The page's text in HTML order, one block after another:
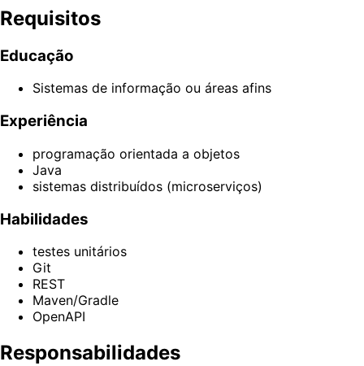
Requisitos
Educação
Sistemas de informação ou áreas afins
Experiência
programação orientada a objetos
Java
sistemas distribuídos (microserviços)
Habilidades
testes unitários
Git
REST
Maven/Gradle
OpenAPI
Responsabilidades